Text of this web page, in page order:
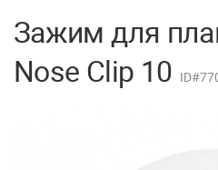
Зажим для
Nose Clip 10